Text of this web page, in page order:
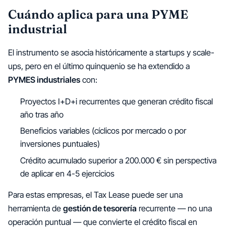
Cuándo aplica para una PYME
industrial
El instrumento se asocia históricamente a startups y scale-
ups, pero en el último quinquenio se ha extendido a
PYMES industriales con:
Proyectos I+D+i recurrentes que generan crédito fiscal
año tras año
Beneficios variables (cíclicos por mercado o por
inversiones puntuales)
Crédito acumulado superior a 200.000 € sin perspectiva
de aplicar en 4-5 ejercicios
Para estas empresas, el Tax Lease puede ser una
herramienta de gestión de tesorería recurrente — no una
operación puntual — que convierte el crédito fiscal en